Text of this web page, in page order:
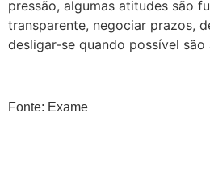
pressão, algumas atitudes são
transparente, negociar prazos,
desligar-se quando possível são
Fonte: Exame